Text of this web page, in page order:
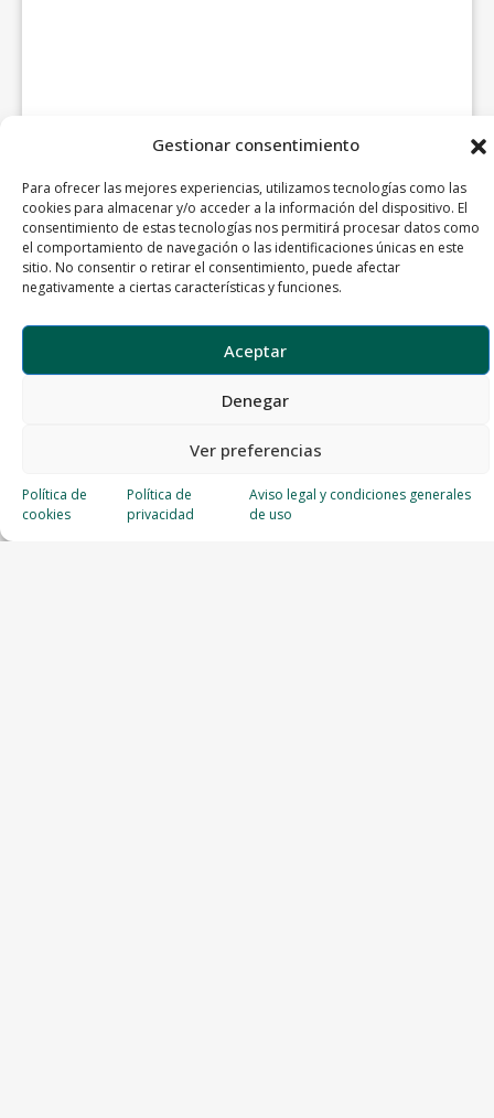
Gestionar consentimiento
Para ofrecer las mejores experiencias, utilizamos tecnologías como las
cookies para almacenar y/o acceder a la información del dispositivo. El
consentimiento de estas tecnologías nos permitirá procesar datos como
el comportamiento de navegación o las identificaciones únicas en este
sitio. No consentir o retirar el consentimiento, puede afectar
negativamente a ciertas características y funciones.
Aceptar
Denegar
Ver preferencias
Política de
cookies
Política de
privacidad
Aviso legal y condiciones generales
de uso